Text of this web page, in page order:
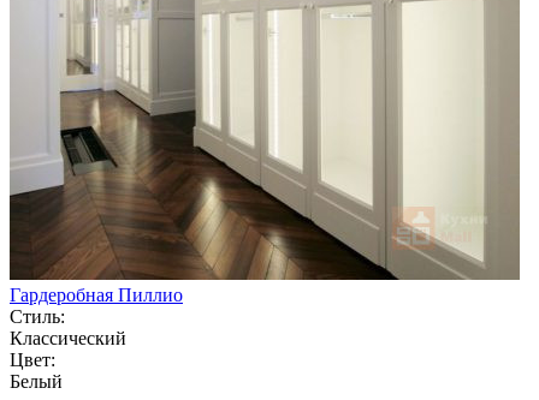
Гардеробная Пиллио
Стиль:
Классический
Цвет:
Белый